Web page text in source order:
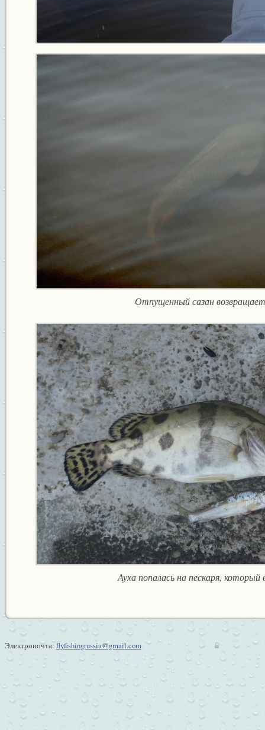
Отпущенный сазан
Ауха попалась на пескаря, который
Электропочта: flyfishingrussia@gmail.com w